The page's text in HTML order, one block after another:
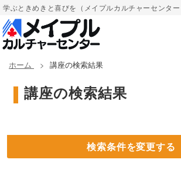
学ぶときめきと喜びを（メイプルカルチャーセンター
ホーム 講座の検索結果
講座の検索結果
検索条件を変更する